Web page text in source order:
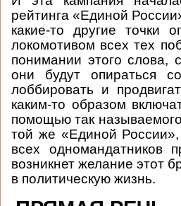
рейтинга «Единой
какие-то другие точки
локомотивом всех тех
понимании этого слова,
они будут опираться
лоббировать и
каким-то образом
помощью так
той же «Единой
всех одномандатников
возникнет желание этот
в политическую жизнь.